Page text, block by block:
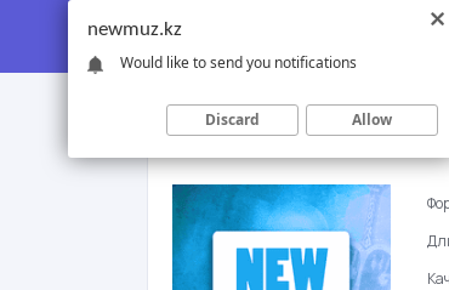
Неизвестный
newmuz.kz
Would like to send you notifications
Discard Allow